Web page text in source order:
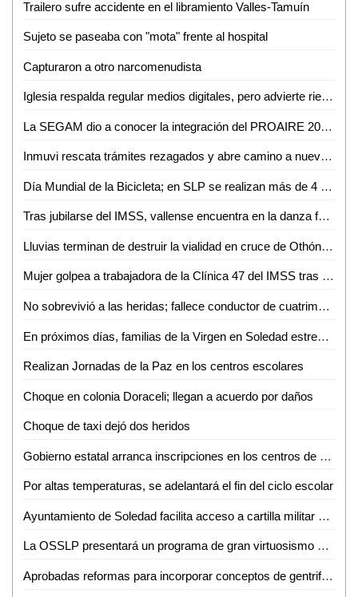
Trailero sufre accidente en el libramiento Valles-Tamuín
Sujeto se paseaba con "mota" frente al hospital
Capturaron a otro narcomenudista
Iglesia respalda regular medios digitales, pero advierte riesgo de caer en el autoritarismo
La SEGAM dio a conocer la integración del PROAIRE 2026-2036 para fortalecer la calidad del aire en la zona metropolitana
Inmuvi rescata trámites rezagados y abre camino a nuevas escrituraciones en Ciudad Valles
Día Mundial de la Bicicleta; en SLP se realizan más de 4 mil 500 viajes diarios
Tras jubilarse del IMSS, vallense encuentra en la danza folclórica una nueva forma de vida
Lluvias terminan de destruir la vialidad en cruce de Othón y Vicente C. Salazar
Mujer golpea a trabajadora de la Clínica 47 del IMSS tras discusión por consulta médica
No sobrevivió a las heridas; fallece conductor de cuatrimoto accidentado en Aquismón
En próximos días, familias de la Virgen en Soledad estrenarán consultorio, purificadora y parque urbano
Realizan Jornadas de la Paz en los centros escolares
Choque en colonia Doraceli; llegan a acuerdo por daños
Choque de taxi dejó dos heridos
Gobierno estatal arranca inscripciones en los centros de desarrollo infantil
Por altas temperaturas, se adelantará el fin del ciclo escolar
Ayuntamiento de Soledad facilita acceso a cartilla militar con jornadas en planteles educativos
La OSSLP presentará un programa de gran virtuosismo y tradición musical en el teatro de la paz
Aprobadas reformas para incorporar conceptos de gentrificación y vivienda asequible